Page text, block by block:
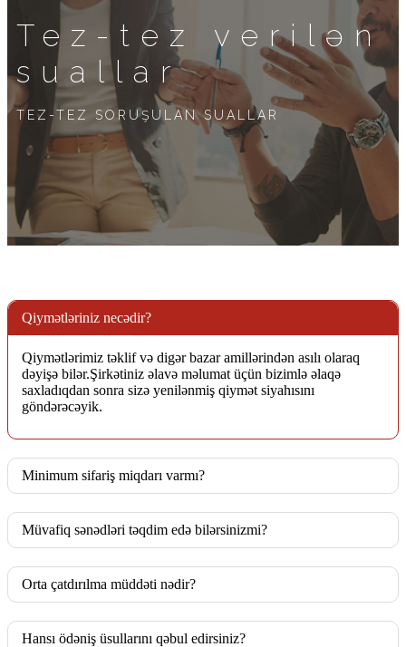
Tez-tez verilən
suallar
TEZ-TEZ SORUŞULAN SUALLAR
Qiymətləriniz necədir?
Qiymətlərimiz təklif və digər bazar amillərindən asılı olaraq
dəyişə bilər.Şirkətiniz əlavə məlumat üçün bizimlə əlaqə
saxladıqdan sonra sizə yenilənmiş qiymət siyahısını
göndərəcəyik.
Minimum sifariş miqdarı varmı?
Müvafiq sənədləri təqdim edə bilərsinizmi?
Orta çatdırılma müddəti nədir?
Hansı ödəniş üsullarını qəbul edirsiniz?